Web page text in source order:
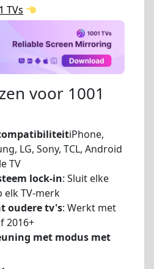
TVs
voor 1001
iPhone,
LG, Sony, TCL, Android
TV
lock-in: Sluit elke
elk TV-merk
oudere tv's: Werkt met
2016+
met modus met